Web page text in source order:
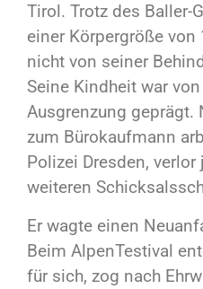
Tirol. Trotz des Baller-
einer Körpergröße
nicht von seiner
Seine Kindheit war
Ausgrenzung geprägt.
zum Bürokaufmann
Polizei Dresden,
weiteren
Er wagte einen
Beim AlpenTestival
für sich, zog nach